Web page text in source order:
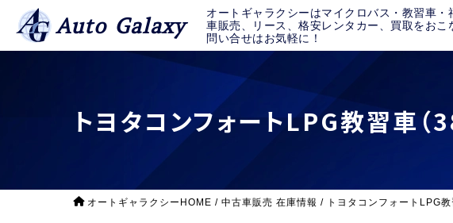
Auto Galaxy
オートギャラクシーはマイクロバス・教習車・
車販売、リース、格安レンタカー、買取をおこ
問い合せはお気軽に！
トヨタコンフォートLPG教習車（
オートギャラクシーHOME / 中古車販売 在庫情報 / トヨタコンフォートLPG